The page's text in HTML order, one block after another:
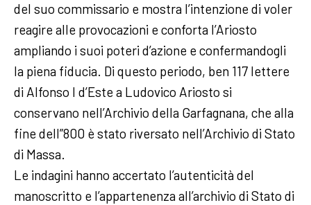
del suo commissario e mostra l’intenzione di voler
reagire alle provocazioni e conforta l’Ariosto
ampliando i suoi poteri d’azione e confermandogli
la piena fiducia. Di questo periodo, ben 117 lettere
di Alfonso I d’Este a Ludovico Ariosto si
conservano nell’Archivio della Garfagnana, che alla
fine dell”800 è stato riversato nell’Archivio di Stato
di Massa.
Le indagini hanno accertato l’autenticità del
manoscritto e l’appartenenza all’archivio di Stato di